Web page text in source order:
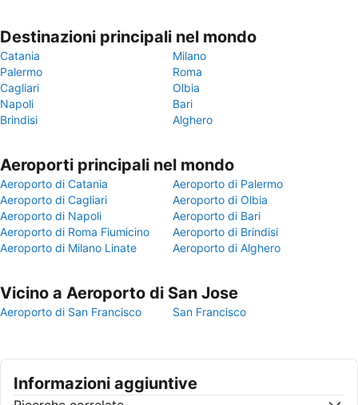
Destinazioni principali nel mondo
Catania
Milano
Palermo
Roma
Cagliari
Olbia
Napoli
Bari
Brindisi
Alghero
Aeroporti principali nel mondo
Aeroporto di Catania
Aeroporto di Palermo
Aeroporto di Cagliari
Aeroporto di Olbia
Aeroporto di Napoli
Aeroporto di Bari
Aeroporto di Roma Fiumicino
Aeroporto di Brindisi
Aeroporto di Milano Linate
Aeroporto di Alghero
Vicino a Aeroporto di San Jose
Aeroporto di San Francisco San Francisco
Informazioni aggiuntive